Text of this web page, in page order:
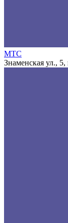
МТС
Знаменская ул.,